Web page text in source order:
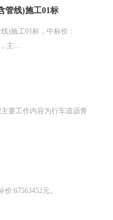
管线)施工01标
)施工01标，中标价：
，主…
要工作内容为行车道沥青
:67563452元。